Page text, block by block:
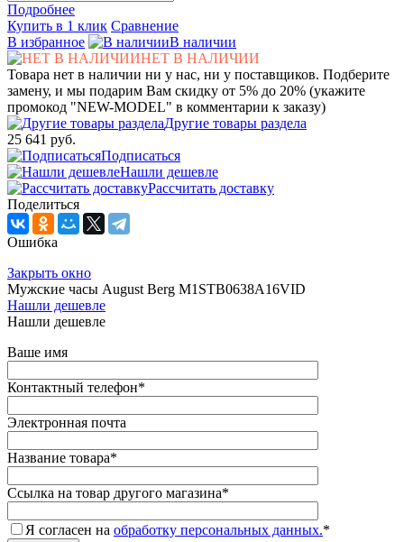
Подробнее
Купить в 1 клик Сравнение
В избранное
В наличии
НЕТ В НАЛИЧИИ
Товара нет в наличии ни у нас, ни у поставщиков. Подберите
замену, и мы подарим Вам скидку от 5% до 20% (укажите
промокод "NEW-MODEL" в комментарии к заказу)
Другие товары раздела
25 641 руб.
Подписаться
Нашли дешевле
Рассчитать доставку
Поделиться
Ошибка
Закрыть окно
Мужские часы August Berg M1STB0638A16VID
Нашли дешевле
Нашли дешевле
Ваше имя
Контактный телефон*
Электронная почта
Название товара*
Ссылка на товар другого магазина*
Я согласен на обработку персональных данных.*